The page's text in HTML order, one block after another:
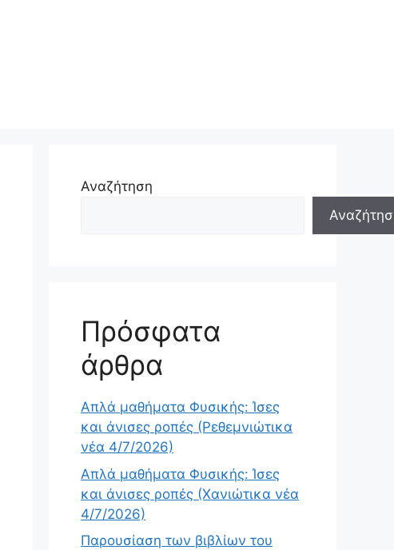
Αναζήτηση
Πρόσφατα
άρθρα
Απλά μαθήματα Φυσικής: Ίσες
και άνισες ροπές (Ρεθεμνιώτικα
νέα 4/7/2026)
Απλά μαθήματα Φυσικής: Ίσες
και άνισες ροπές (Χανιώτικα νέα
4/7/2026)
Παρουσίαση των βιβλίων του